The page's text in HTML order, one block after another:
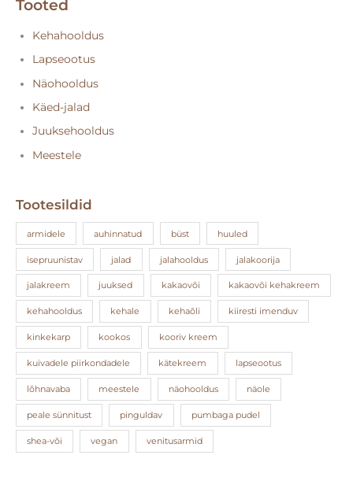
Tooted
Kehahooldus
Lapseootus
Näohooldus
Käed-jalad
Juuksehooldus
Meestele
Tootesildid
armidele auhinnatud büst huuled
isepruunistav jalad jalahooldus jalakoorija
jalakreem juuksed kakaovõi kakaovõi kehakreem
kehahooldus kehale kehaõli kiiresti imenduv
kinkekarp kookos kooriv kreem
kuivadele piirkondadele kätekreem lapseootus
lõhnavaba meestele näohooldus näole
peale sünnitust pinguldav pumbaga pudel
shea-või vegan venitusarmid